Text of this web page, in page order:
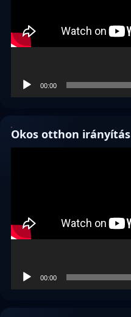
00:00
Okos otthon irányítás
00:00